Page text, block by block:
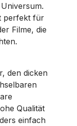
perfekt für
Filme, die
den dicken
Qualität
einfach